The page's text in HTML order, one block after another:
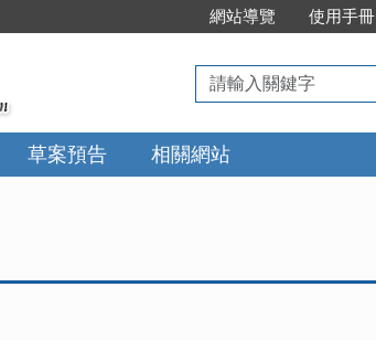
網站導覽 使用手冊
請
輸
入
關
鍵
草案預告 相關網站